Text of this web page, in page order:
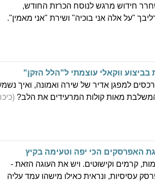
חידוש מרגש לנוסח הכרזת החודש,
"על אלה אני בוכיה" ושירת "אני מאמין".
בביצוע ווקאלי עוצמתי ל"הלל הזקן"
למפגן אדיר של שירה ואמונה, ואיך
מאות קולות המרעידים את הלב?
האפרסקים הכי יפה וטעימה בקיץ
קרמים וקישוטים. ויש את העוגה הזאת -
עסיסיות, ונראית כאילו מישהו עמד עליה